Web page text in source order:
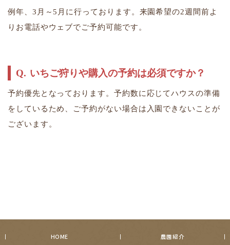
例年、3月～5月に行っております。来園希望の2週間前よ
りお電話やウェブでご予約可能です。
いちご狩りや購入の予約は必須ですか？
予約優先となっております。予約数に応じてハウスの準備
をしているため、ご予約がない場合は入園できないことが
ございます。
HOME 農園紹介